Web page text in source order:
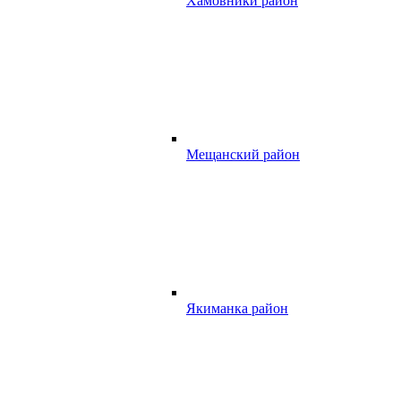
Мещанский район
Якиманка район